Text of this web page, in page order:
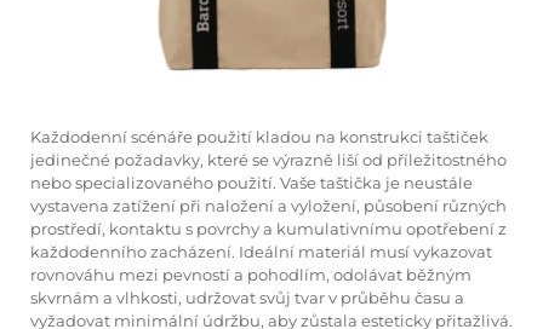
Každodenní scénáře použití kladou na konstrukci taštiček
jedinečné požadavky, které se výrazně liší od příležitostného
nebo specializovaného použití. Vaše taštička je neustále
vystavena zatížení při naložení a vyložení, působení různých
prostředí, kontaktu s povrchy a kumulativnímu opotřebení z
každodenního zacházení. Ideální materiál musí vykazovat
rovnováhu mezi pevností a pohodlím, odolávat běžným
skvrnám a vlhkosti, udržovat svůj tvar v průběhu času a
vyžadovat minimální údržbu, aby zůstala esteticky přitažlivá.